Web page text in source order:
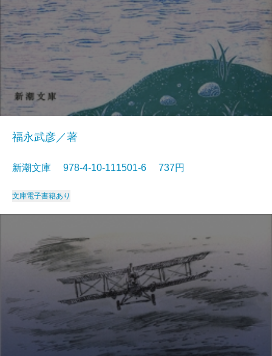
福永武彦／著
新潮文庫 978-4-10-111501-6 737円
文庫電子書籍あり